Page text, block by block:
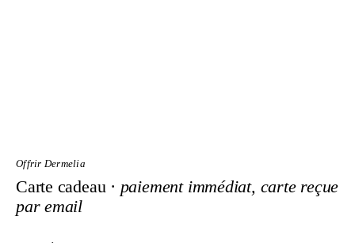
Offrir Dermelia
Carte cadeau · paiement immédiat, carte reçue
par email